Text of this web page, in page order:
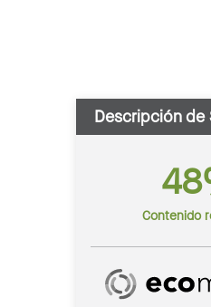
Descripción de
Contenido